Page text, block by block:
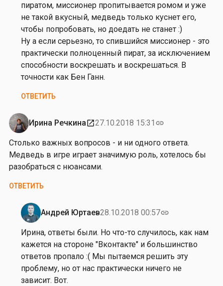
й
К
а
р
н
а
у
х
в
пиратом, миссионер пропитывается ромом и уже
не такой вкусный, медведь только куснет его,
чтобы попробовать, но доедать не станет :)
Ну а если серьезно, то спившийся миссионер - это
практически полноценный пират, за исключением
способности воскрешать и воскрешаться. В
точности как Бен Ганн.
ОТВЕТИТЬ
Ирина Речкина open_in_new27.10.2018 15:31 link
Столько важных вопросов - и ни одного ответа.
Медведь в игре играет значимую роль, хотелось бы
разобраться с нюансами.
ОТВЕТИТЬ
Андрей Юртаев28.10.2018 00:57link
Ответ
на
от
И
р
и
Ирина, ответы были. Но что-то случилось, как нам
кажется на стороне "Вконтакте" и большинство
ответов пропало :( Мы пытаемся решить эту
проблему, но от нас практически ничего не
зависит. Вот.